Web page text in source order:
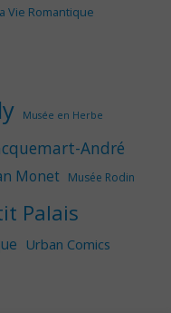
Vie Romantique
Musée en Herbe
André
Monet Musée Rodin
Palais
Urban Comics